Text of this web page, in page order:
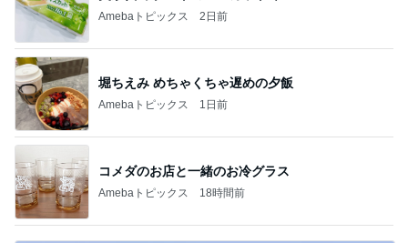
Amebaトピックス 2日前
堀ちえみ めちゃくちゃ遅めの夕飯
Amebaトピックス 1日前
コメダのお店と一緒のお冷グラス
Amebaトピックス 18時間前